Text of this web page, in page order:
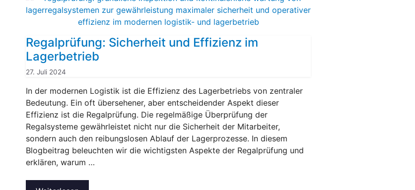
Regalprüfung: Sicherheit und Effizienz im
Lagerbetrieb
27. Juli 2024
In der modernen Logistik ist die Effizienz des Lagerbetriebs von zentraler
Bedeutung. Ein oft übersehener, aber entscheidender Aspekt dieser
Effizienz ist die Regalprüfung. Die regelmäßige Überprüfung der
Regalsysteme gewährleistet nicht nur die Sicherheit der Mitarbeiter,
sondern auch den reibungslosen Ablauf der Lagerprozesse. In diesem
Blogbeitrag beleuchten wir die wichtigsten Aspekte der Regalprüfung und
erklären, warum …